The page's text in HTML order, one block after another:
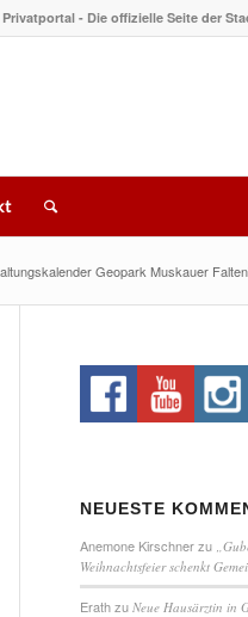
- Die offizielle Seite der
Geopark Muskauer
NEUESTE
Anemone Kirschnerzu
Weihnachtsfeier schenkt
ErathzuNeue Hausärztin in